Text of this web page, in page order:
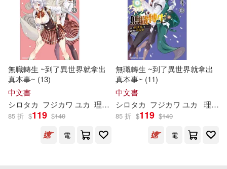
無職轉生 ~到了異世界就拿出
真本事~ (13)
中文書
シロタカ フジカワ ユカ 理不尽な孫の手 小天野
85 折 $119 $140
電
無職轉生 ~到了異世界就拿出
真本事~ (11)
中文書
シロタカ フジカワ ユカ 理不尽
85 折 $119 $140
電